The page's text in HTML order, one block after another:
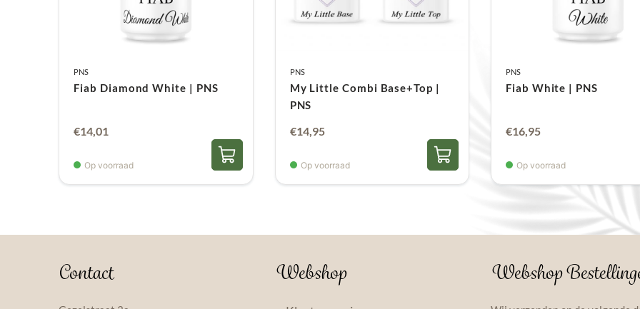
PNS
Fiab Diamond White | PNS
€14,01
Op voorraad
PNS
My Little Combi Base+Top |
PNS
Oorspronkelijke
was:
€15,90.
€14,95Huidige
is:
€14,95.
Op voorraad
PNS
Fiab White | PNS
€16,95
Op voorraad
Contact Webshop Webshop